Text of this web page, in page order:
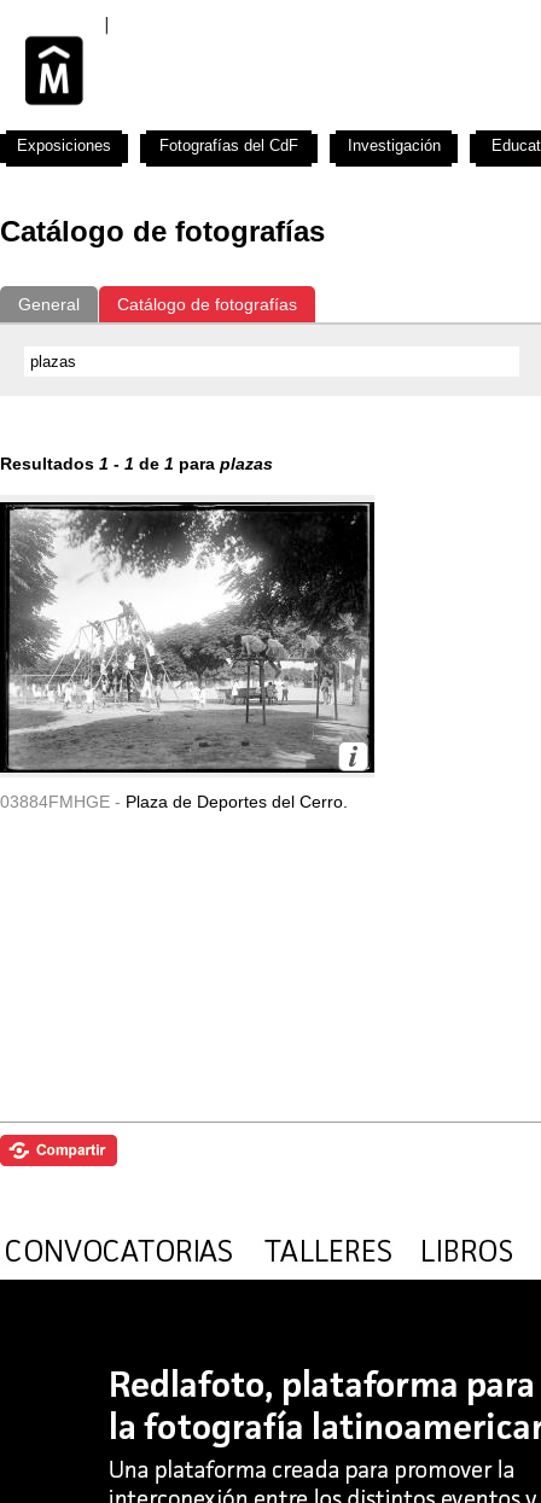
Catálogo de fotografías
General Catálogo de fotografías
Resultados 1 - 1 de 1 para plazas
03884FMHGE - Plaza de Deportes del Cerro.
Exposiciones Fotografías del CdF Investigación